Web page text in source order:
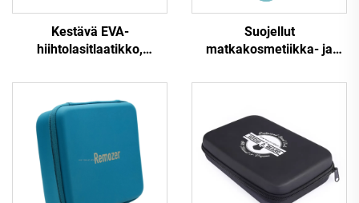
Kestävä EVA-
hiihtolasitlaatikko,
lasiteille
Suojellut
matkakosmetiikka- ja
EVA-muovauslaatikko,
laatikko